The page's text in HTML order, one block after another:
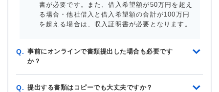
書が必要です。また、借入希望額が50万円を超え
る場合・他社借入と借入希望額の合計が100万円
を超える場合は、収入証明書が必要となります。
Q. 事前にオンラインで書類提出した場合も必要です
か？
Q. 提出する書類はコピーでも大丈夫ですか？